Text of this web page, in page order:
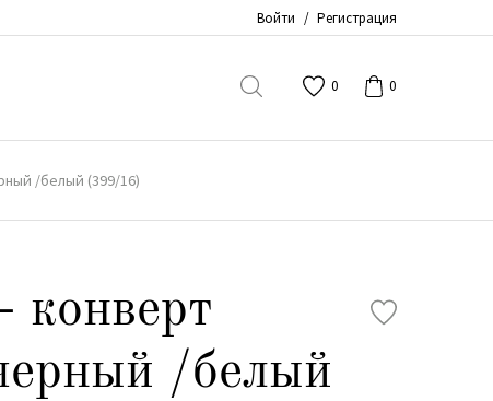
Войти / Регистрация
0 0
/белый (399/16)
конверт
/белый